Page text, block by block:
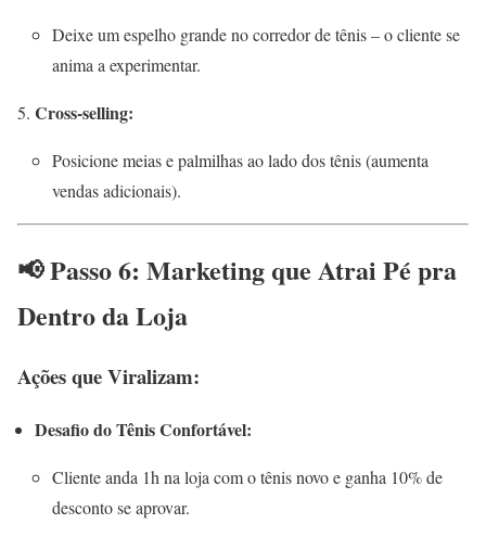
Deixe um espelho grande no corredor de tênis – o cliente se
anima a experimentar.
Cross-selling:
Posicione meias e palmilhas ao lado dos tênis (aumenta
vendas adicionais).
📢 Passo 6: Marketing que Atrai Pé pra
Dentro da Loja
Ações que Viralizam:
Desafio do Tênis Confortável:
Cliente anda 1h na loja com o tênis novo e ganha 10% de
desconto se aprovar.